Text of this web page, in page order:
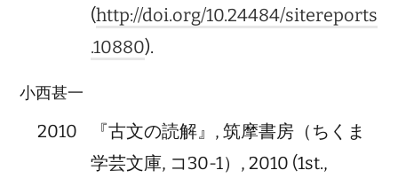
(http://doi.org/10.24484/sitereports
.10880).
小西甚一
2010
『古文の読解』, 筑摩書房（ちくま
学芸文庫, コ30-1）, 2010 (1st.,